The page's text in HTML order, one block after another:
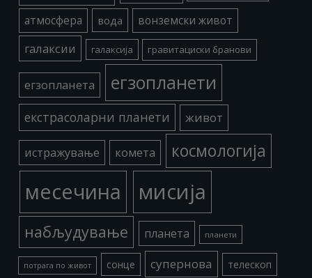
атмосфера вода вонземски живот
галаксии галаксија гравитациски бранови
егзопланета егзопланети
екстрасоларни планети живот
истражување комета космологија
месечина мисија
набљудување планета планети
потрага по живот сонце супернова телескоп